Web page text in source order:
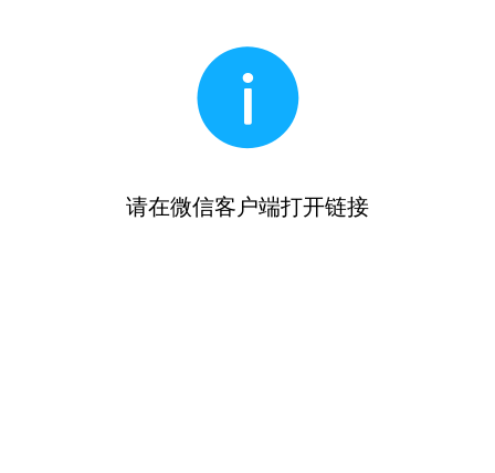
请在微信客户端打开链接